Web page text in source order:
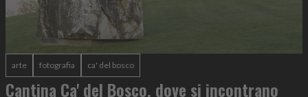
arte fotografia ca' del bosco
Cantina Ca' del Bosco, dove si incontrano